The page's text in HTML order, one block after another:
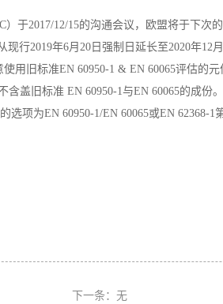
于2017/12/15的沟通会议，欧盟将于下次
行2019年6月20日强制日延长至2020年12月
用旧标准EN 60950-1 & EN 60065评估的
盖旧标准 EN 60950-1与EN 60065的成份。
项为EN 60950-1/EN 60065或EN 62368-1
下一条：无